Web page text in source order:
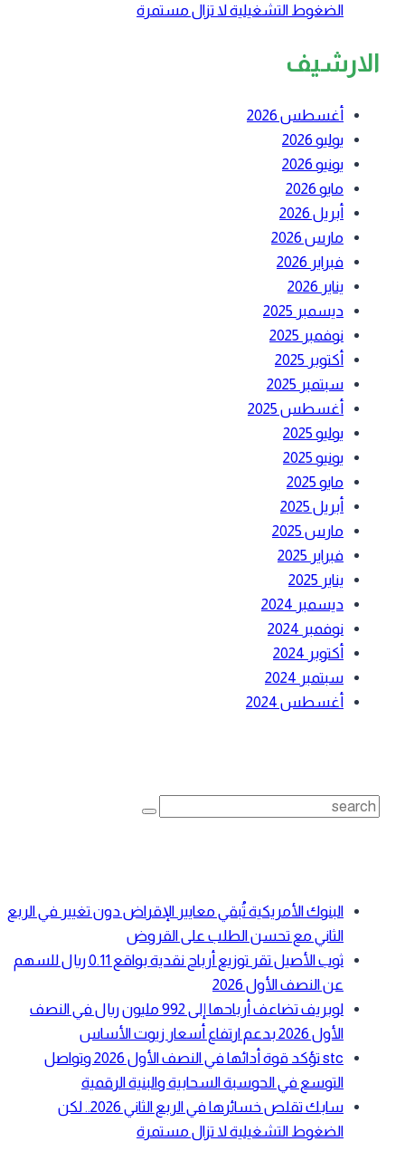
الضغوط التشغيلية لا تزال مستمرة
الارشيف
أغسطس 2026
يوليو 2026
يونيو 2026
مايو 2026
أبريل 2026
مارس 2026
فبراير 2026
يناير 2026
ديسمبر 2025
نوفمبر 2025
أكتوبر 2025
سبتمبر 2025
أغسطس 2025
يوليو 2025
يونيو 2025
مايو 2025
أبريل 2025
مارس 2025
فبراير 2025
يناير 2025
ديسمبر 2024
نوفمبر 2024
أكتوبر 2024
سبتمبر 2024
أغسطس 2024
Search
البنوك الأمريكية تُبقي معايير الإقراض دون تغيير في الربع
الثاني مع تحسن الطلب على القروض
ثوب الأصيل تقر توزيع أرباح نقدية بواقع 0.11 ريال للسهم
عن النصف الأول 2026
لوبريف تضاعف أرباحها إلى 992 مليون ريال في النصف
الأول 2026 بدعم ارتفاع أسعار زيوت الأساس
stc تؤكد قوة أدائها في النصف الأول 2026 وتواصل
التوسع في الحوسبة السحابية والبنية الرقمية
سابك تقلص خسائرها في الربع الثاني 2026.. لكن
الضغوط التشغيلية لا تزال مستمرة